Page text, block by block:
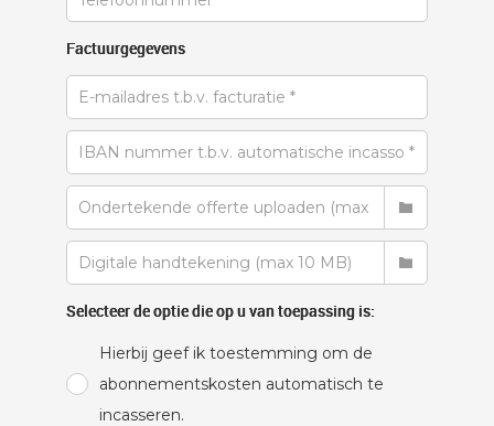
Factuurgegevens
Selecteer de optie die op u van toepassing is:
Hierbij geef ik toestemming om de
abonnementskosten automatisch te
incasseren.